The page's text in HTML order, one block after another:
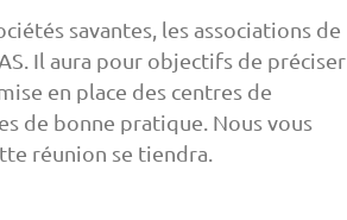
savantes, les associations de
Il aura pour objectifs de préciser
en place des centres de
de bonne pratique. Nous vous
réunion se tiendra.